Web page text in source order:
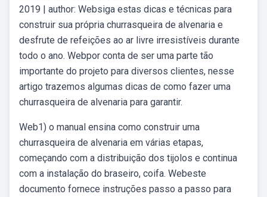
2019 | author: Websiga estas dicas e técnicas para
construir sua própria churrasqueira de alvenaria e
desfrute de refeições ao ar livre irresistíveis durante
todo o ano. Webpor conta de ser uma parte tão
importante do projeto para diversos clientes, nesse
artigo trazemos algumas dicas de como fazer uma
churrasqueira de alvenaria para garantir.
Web1) o manual ensina como construir uma
churrasqueira de alvenaria em várias etapas,
começando com a distribuição dos tijolos e continua
com a instalação do braseiro, coifa. Webeste
documento fornece instruções passo a passo para